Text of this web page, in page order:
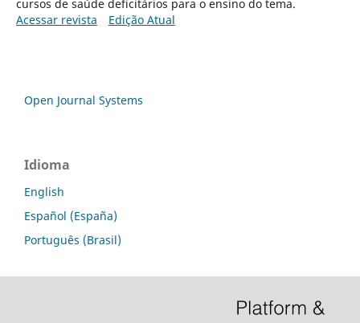
cursos de saúde deficitários para o ensino do tema.
Acessar revista
Edição Atual
Open Journal Systems
Idioma
English
Español (España)
Português (Brasil)